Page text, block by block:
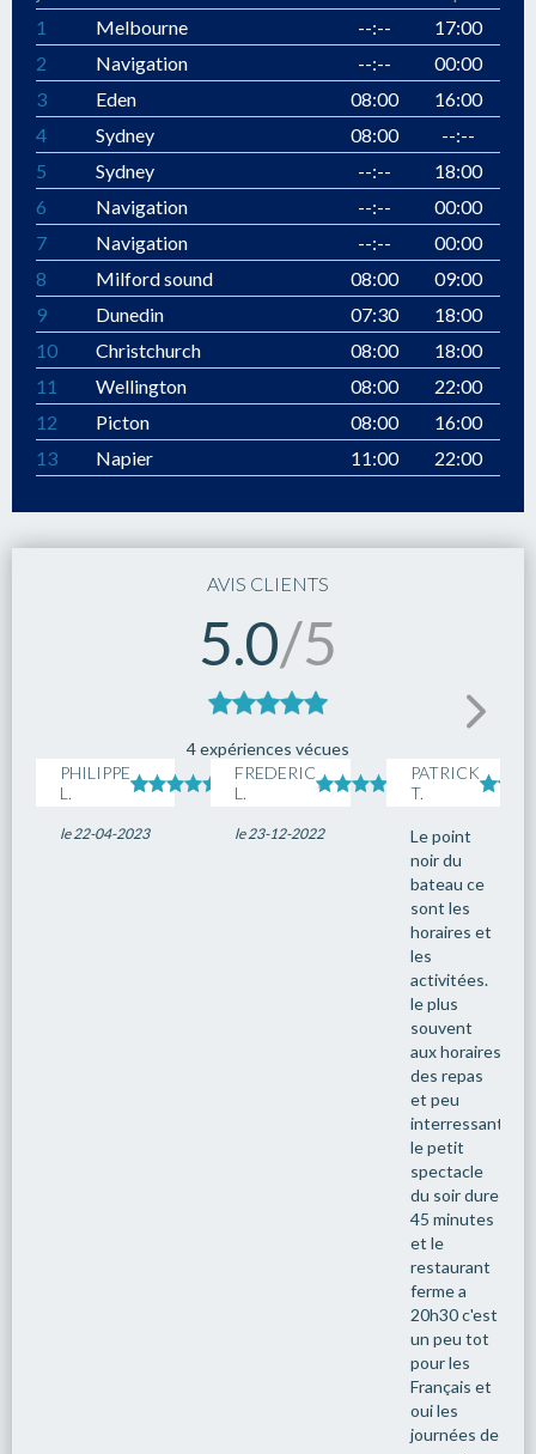
1
Melbourne --:--
17:00
2
Navigation --:--
00:00
3
Eden 08:00
16:00
4
Sydney 08:00
--:--
5
Sydney --:--
18:00
6
Navigation --:--
00:00
7
Navigation --:--
00:00
8
Milford sound 08:00
09:00
9
Dunedin 07:30
18:00
10
Christchurch 08:00
18:00
11
Wellington 08:00
22:00
12
Picton 08:00
16:00
13
Napier 11:00
22:00
AVIS CLIENTS
5.0/5
4 expériences vécues
PHILIPPE
L.
le 22-04-2023
FREDERIC
L.
le 23-12-2022
PATRICK
T.
Le point
noir du
bateau ce
sont les
horaires et
les
activitées.
le plus
souvent
aux horaires
des repas
et peu
interressantes.
le petit
spectacle
du soir dure
45 minutes
et le
restaurant
ferme a
20h30 c'est
un peu tot
pour les
Français et
oui les
journées de